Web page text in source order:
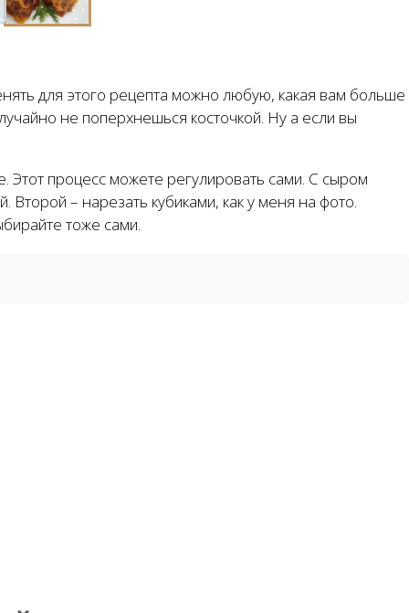
для этого рецепта можно любую, какая вам больше
не поперхнешься косточкой. Ну а если вы
Этот процесс можете регулировать сами. С сыром
– нарезать кубиками, как у меня на фото.
тоже сами.